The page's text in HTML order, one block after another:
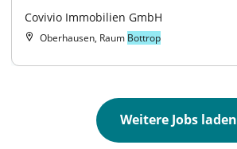
Covivio Immobilien GmbH
Oberhausen, Raum Bottrop
Weitere Jobs laden